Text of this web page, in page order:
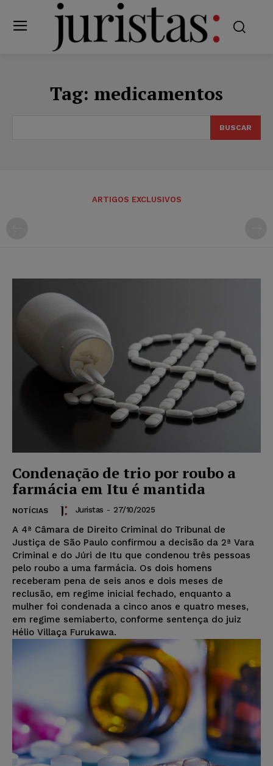
Tag: medicamentos
BUSCAR
ARTIGOS EXCLUSIVOS
Condenação de trio por roubo a
farmácia em Itu é mantida
NOTÍCIAS Juristas - 27/10/2025
A 4ª Câmara de Direito Criminal do Tribunal de
Justiça de São Paulo confirmou a decisão da 2ª Vara
Criminal e do Júri de Itu que condenou três pessoas
pelo roubo a uma farmácia. Os dois homens
receberam pena de seis anos e dois meses de
reclusão, em regime inicial fechado, enquanto a
mulher foi condenada a cinco anos e quatro meses,
em regime semiaberto, conforme sentença do juiz
Hélio Villaça Furukawa.